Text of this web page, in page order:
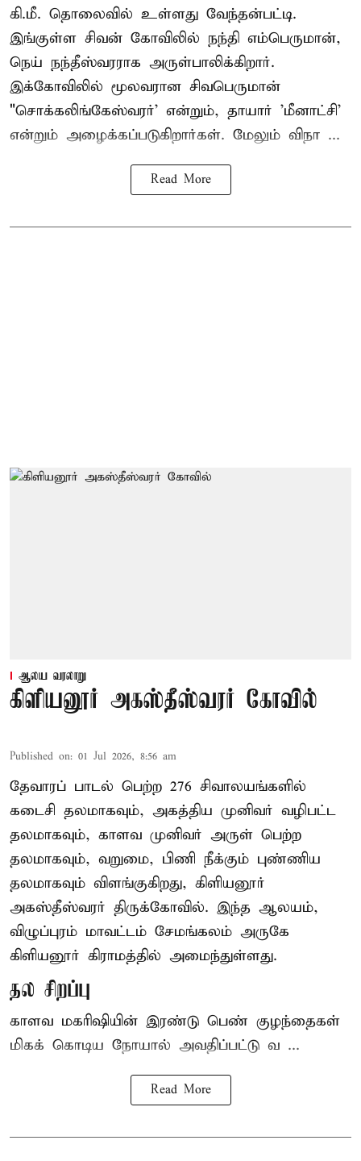
கி.மீ. தொலைவில் உள்ளது வேந்தன்பட்டி.
இங்குள்ள சிவன் கோவிலில் நந்தி எம்பெருமான்,
நெய் நந்தீஸ்வரராக அருள்பாலிக்கிறார்.
இக்கோவிலில் மூலவரான சிவபெருமான்
"சொக்கலிங்கேஸ்வரர்' என்றும், தாயார் 'மீனாட்சி'
என்றும் அழைக்கப்படுகிறார்கள். மேலும் விநா ...
Read More
ஆலய வரலாறு
கிளியனூர் அகஸ்தீஸ்வரர் கோவில்
Published on: 01 Jul 2026, 8:56 am
தேவாரப் பாடல் பெற்ற 276 சிவாலயங்களில்
கடைசி தலமாகவும், அகத்திய முனிவர் வழிபட்ட
தலமாகவும், காளவ முனிவர் அருள் பெற்ற
தலமாகவும், வறுமை, பிணி நீக்கும் புண்ணிய
தலமாகவும் விளங்குகிறது, கிளியனூர்
அகஸ்தீஸ்வரர் திருக்கோவில். இந்த ஆலயம்,
விழுப்புரம் மாவட்டம் சேமங்கலம் அருகே
கிளியனூர் கிராமத்தில் அமைந்துள்ளது.
தல சிறப்பு
காளவ மகரிஷியின் இரண்டு பெண் குழந்தைகள்
மிகக் கொடிய நோயால் அவதிப்பட்டு வ ...
Read More